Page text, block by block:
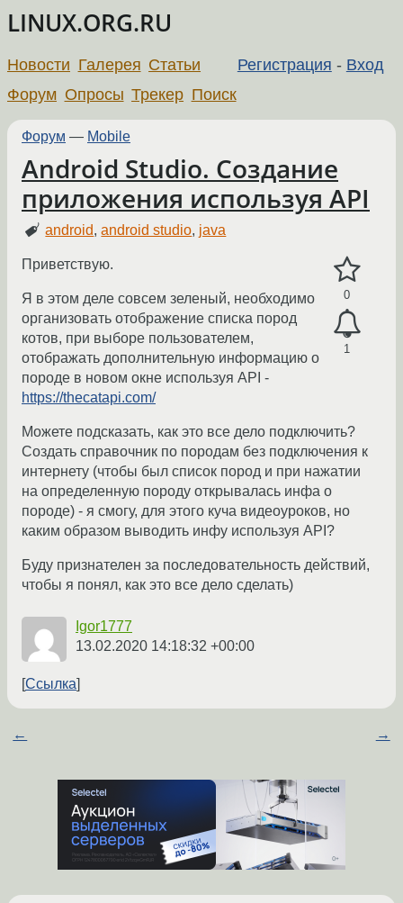
LINUX.ORG.RU
Регистрация - Вход
Новости Галерея Статьи
Форум Опросы Трекер Поиск
Форум — Mobile
Android Studio. Создание
приложения используя API
android,android studio, java
0
1
Приветствую.
Я в этом деле совсем зеленый, необходимо
организовать отображение списка пород
котов, при выборе пользователем,
отображать дополнительную информацию о
породе в новом окне используя API -
https://thecatapi.com/
Можете подсказать, как это все дело подключить?
Создать справочник по породам без подключения к
интернету (чтобы был список пород и при нажатии
на определенную породу открывалась инфа о
породе) - я смогу, для этого куча видеоуроков, но
каким образом выводить инфу используя API?
Буду признателен за последовательность действий,
чтобы я понял, как это все дело сделать)
Igor1777
13.02.2020 14:18:32 +00:00
Ссылка
← →